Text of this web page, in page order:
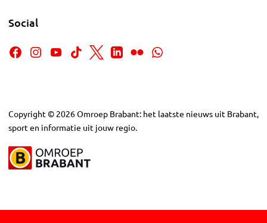
Social
Copyright © 2026Omroep Brabant: het laatste nieuws uit Brabant,
sport en informatie uit jouw regio.